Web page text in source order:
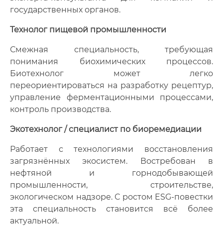
государственных органов.
Технолог пищевой промышленности
Смежная специальность, требующая
понимания биохимических процессов.
Биотехнолог может легко
переориентироваться на разработку рецептур,
управление ферментационными процессами,
контроль производства.
Экотехнолог / специалист по биоремедиации
Работает с технологиями восстановления
загрязнённых экосистем. Востребован в
нефтяной и горнодобывающей
промышленности, строительстве,
экологическом надзоре. С ростом ESG-повестки
эта специальность становится всё более
актуальной.